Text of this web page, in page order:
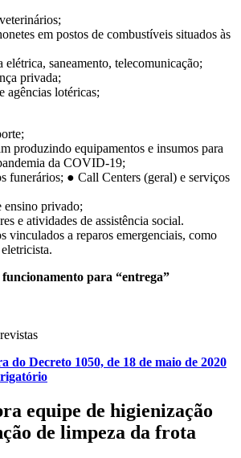
em postos de combustíveis situados às
elétrica, saneamento, telecomunicação;
privada;
agências lotéricas;
produzindo equipamentos e insumos para
da COVID-19;
funerários; ● Call Centers (geral) e serviços
ensino privado;
e atividades de assistência social.
vinculados a reparos emergenciais, como
para “entrega”
do Decreto 1050, de 18 de maio de 2020
equipe de higienização
de limpeza da frota